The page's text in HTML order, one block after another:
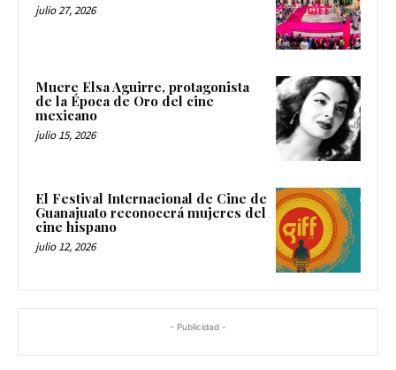
julio 27, 2026
Muere Elsa Aguirre, protagonista
de la Época de Oro del cine
mexicano
julio 15, 2026
El Festival Internacional de Cine de
Guanajuato reconocerá mujeres del
cine hispano
julio 12, 2026
- Publicidad -